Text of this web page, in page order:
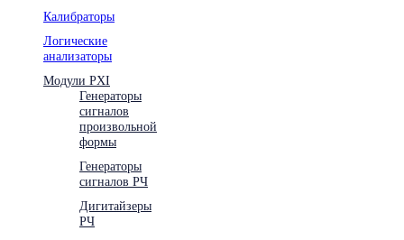
Калибраторы
Логические
анализаторы
Модули PXI
Генераторы
сигналов
произвольной
формы
Генераторы
сигналов РЧ
Дигитайзеры
РЧ